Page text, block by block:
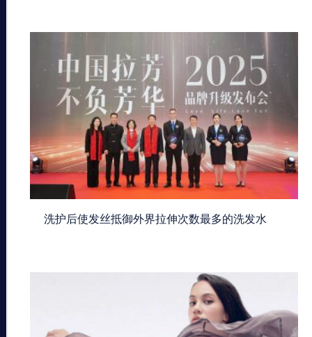
洗护后使发丝抵御外界拉伸次数最多的洗发水